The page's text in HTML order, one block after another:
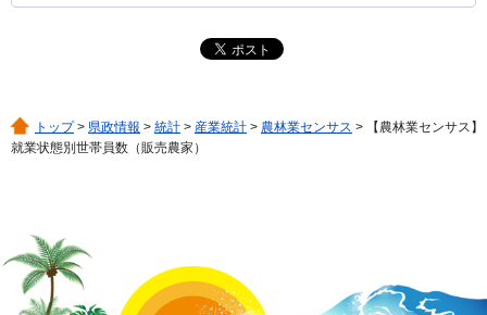
トップ> 県政情報 > 統計 > 産業統計 > 農林業センサス > 【農林業センサス】
就業状態別世帯員数（販売農家）